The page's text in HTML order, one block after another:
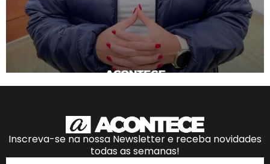
Inscreva-se na nossa Newsletter e receba novidades
todas as semanas!